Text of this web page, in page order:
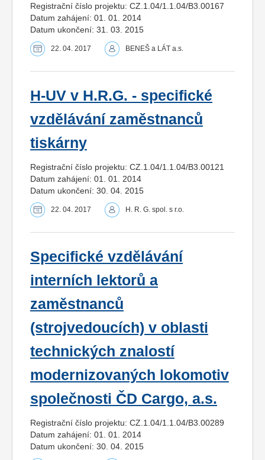
Registrační číslo projektu: CZ.1.04/1.1.04/B3.00167
Datum zahájení: 01. 01. 2014
Datum ukončení: 31. 03. 2015
22. 04. 2017 BENEŠ a LÁT a.s.
H-UV v H.R.G. - specifické
vzdělávání zaměstnanců
tiskárny
Registrační číslo projektu: CZ.1.04/1.1.04/B3.00121
Datum zahájení: 01. 01. 2014
Datum ukončení: 30. 04. 2015
22. 04. 2017 H. R. G. spol. s r.o.
Specifické vzdělávání
interních lektorů a
zaměstnanců
(strojvedoucích) v oblasti
technických znalostí
modernizovaných lokomotiv
společnosti ČD Cargo, a.s.
Registrační číslo projektu: CZ.1.04/1.1.04/B3.00289
Datum zahájení: 01. 01. 2014
Datum ukončení: 30. 04. 2015